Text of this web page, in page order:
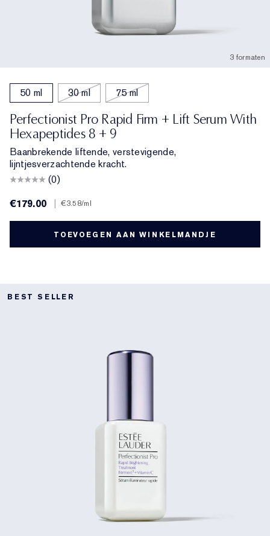
3 formaten
50 ml 30 ml 75 ml
Perfectionist Pro Rapid Firm + Lift Serum With
Hexapeptides 8 + 9
Baanbrekende liftende, verstevigende,
lijntjesverzachtende kracht.
(0)
€179.00
€3.58/ml
TOEVOEGEN AAN WINKELMANDJE
BEST SELLER